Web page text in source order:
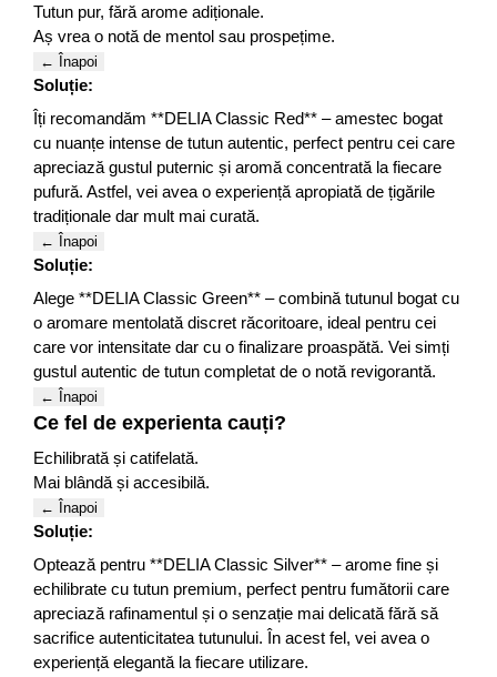
Tutun pur, fără arome adiționale.
Aș vrea o notă de mentol sau prospețime.
← Înapoi
Soluție:
Îți recomandăm **DELIA Classic Red** – amestec bogat
cu nuanțe intense de tutun autentic, perfect pentru cei care
apreciază gustul puternic și aromă concentrată la fiecare
pufură. Astfel, vei avea o experiență apropiată de țigările
tradiționale dar mult mai curată.
← Înapoi
Soluție:
Alege **DELIA Classic Green** – combină tutunul bogat cu
o aromare mentolată discret răcoritoare, ideal pentru cei
care vor intensitate dar cu o finalizare proaspătă. Vei simți
gustul autentic de tutun completat de o notă revigorantă.
← Înapoi
Ce fel de experienta cauți?
Echilibrată și catifelată.
Mai blândă și accesibilă.
← Înapoi
Soluție:
Optează pentru **DELIA Classic Silver** – arome fine și
echilibrate cu tutun premium, perfect pentru fumătorii care
apreciază rafinamentul și o senzație mai delicată fără să
sacrifice autenticitatea tutunului. În acest fel, vei avea o
experiență elegantă la fiecare utilizare.